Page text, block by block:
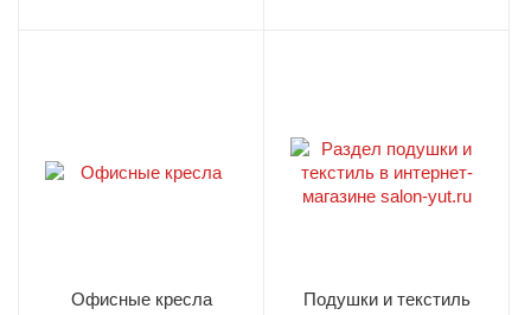
Офисные кресла Подушки и текстиль